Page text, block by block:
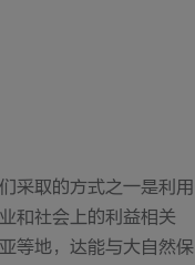
采取的方式之一是利用
和社会上的利益相关
等地，达能与大自然保